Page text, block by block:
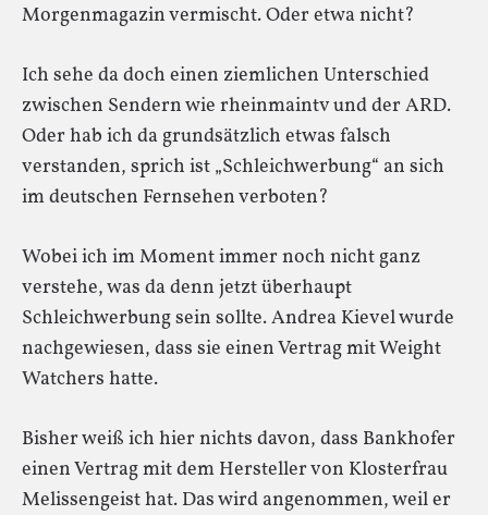
Morgenmagazin vermischt. Oder etwa nicht?
Ich sehe da doch einen ziemlichen Unterschied
zwischen Sendern wie rheinmaintv und der ARD.
Oder hab ich da grundsätzlich etwas falsch
verstanden, sprich ist „Schleichwerbung“ an sich
im deutschen Fernsehen verboten?
Wobei ich im Moment immer noch nicht ganz
verstehe, was da denn jetzt überhaupt
Schleichwerbung sein sollte. Andrea Kievel wurde
nachgewiesen, dass sie einen Vertrag mit Weight
Watchers hatte.
Bisher weiß ich hier nichts davon, dass Bankhofer
einen Vertrag mit dem Hersteller von Klosterfrau
Melissengeist hat. Das wird angenommen, weil er